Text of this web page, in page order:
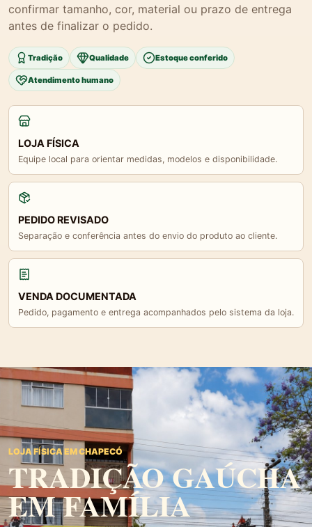
confirmar tamanho, cor, material ou prazo de entrega
antes de finalizar o pedido.
Tradição Qualidade Estoque conferido
Atendimento humano
LOJA FÍSICA
Equipe local para orientar medidas, modelos e disponibilidade.
PEDIDO REVISADO
Separação e conferência antes do envio do produto ao cliente.
VENDA DOCUMENTADA
Pedido, pagamento e entrega acompanhados pelo sistema da loja.
LOJA FÍSICA EM CHAPECÓ
TRADIÇÃO GAÚCHA
EM FAMÍLIA